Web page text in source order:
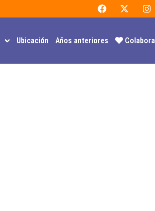
Ubicación Años anteriores Colabora